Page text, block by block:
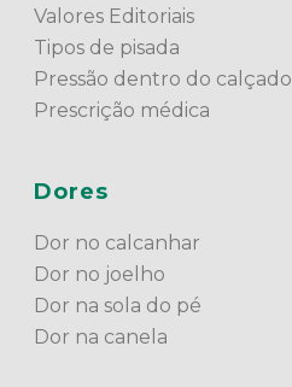
Valores Editoriais
Tipos de pisada
Pressão dentro do calçado
Prescrição médica
Dores
Dor no calcanhar
Dor no joelho
Dor na sola do pé
Dor na canela